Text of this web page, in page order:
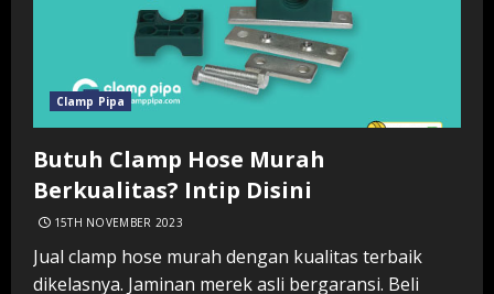
Clamp Pipa
Butuh Clamp Hose Murah
Berkualitas? Intip Disini
15TH NOVEMBER 2023
Jual clamp hose murah dengan kualitas terbaik
dikelasnya. Jaminan merek asli bergaransi. Beli